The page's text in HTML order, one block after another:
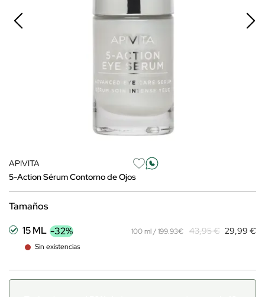
APIVITA
5-Action Sérum Contorno de Ojos
Tamaños
15 ML -32%
Sin existencias
100 ml / 199.93€ 43,95 € 29,99 €